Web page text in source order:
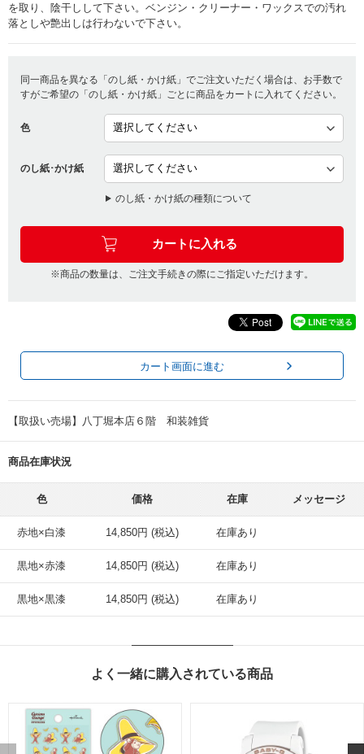
を取り、陰干しして下さい。ベンジン・クリーナー・ワックスでの汚れ
落としや艶出しは行わないで下さい。
同一商品を異なる「のし紙・かけ紙」でご注文いただく場合は、お手数で
すがご希望の「のし紙・かけ紙」ごとに商品をカートに入れてください。
色
のし紙･かけ紙
のし紙・かけ紙の種類について
※商品の数量は、ご注文手続きの際にご指定いただけます。
カート画面に進む
【取扱い売場】八丁堀本店６階 和装雑貨
商品在庫状況
色 価格 在庫 メッセージ
赤地×白漆 14,850円 (税込) 在庫あり
黒地×赤漆 14,850円 (税込) 在庫あり
黒地×黒漆 14,850円 (税込) 在庫あり
よく一緒に購入されている商品